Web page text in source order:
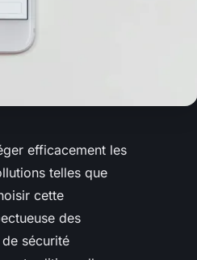
efficacement les
telles que
cette
des
sécurité